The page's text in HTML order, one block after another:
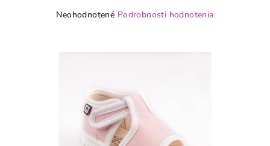
Priemerné
hviezdičiek.
Neohodnotené Podrobnosti hodnotenia